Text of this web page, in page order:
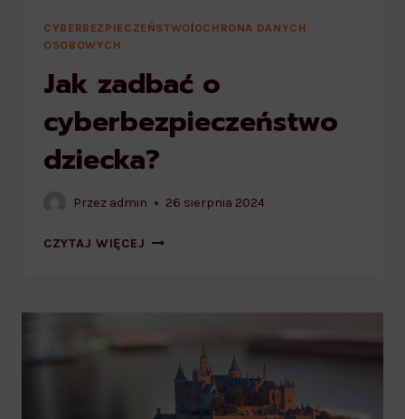
CYBERBEZPIECZEŃSTWO| OCHRONA DANYCH
OSOBOWYCH
Jak zadbać o
cyberbezpieczeństwo
dziecka?
Przez admin 26 sierpnia 2024
CZYTAJ WIĘCEJ JAK